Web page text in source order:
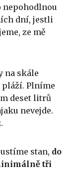
nepohodlnou
dní, jestli
ze mě
na skále
Plníme
deset litrů
nevejde.
stan, do
tři